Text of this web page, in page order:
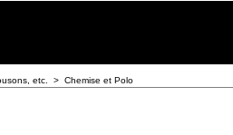
etc. > Chemise et Polo